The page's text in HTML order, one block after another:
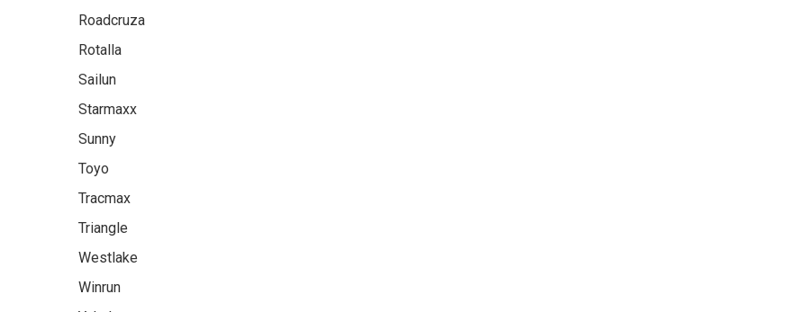
Roadcruza
Rotalla
Sailun
Starmaxx
Sunny
Toyo
Tracmax
Triangle
Westlake
Winrun